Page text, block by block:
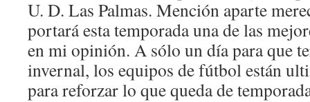
U. D. Las Palmas. Mención aparte
portará esta temporada una de las
en mi opinión. A sólo un día para que
invernal, los equipos de fútbol están
para reforzar lo que queda de